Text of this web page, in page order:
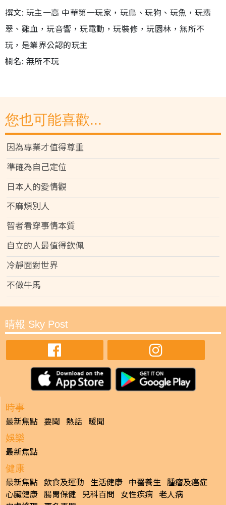
撰文: 玩主一高 中華第一玩家，玩鳥、玩狗、玩魚，玩翡
翠、雞血，玩音響，玩電動，玩裝修，玩園林，無所不
玩，是業界公認的玩主
欄名: 無所不玩
您也可能喜歡...
因為專業才值得尊重
準確為自己定位
日本人的愛情觀
不麻煩別人
智者看穿事情本質
自立的人最值得欽佩
冷靜面對世界
不做牛馬
晴報 Sky Post
時事
最新焦點 要聞 熱話 暖聞
娛樂
最新焦點
健康
最新焦點 飲食及運動 生活健康 中醫養生 腫瘤及癌症
心臟健康 腸胃保健 兒科百問 女性疾病 老人病